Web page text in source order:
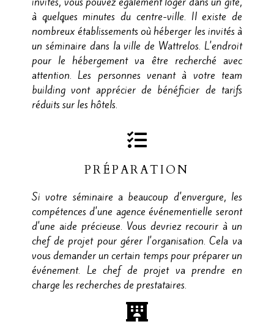
à quelques minutes du centre-ville. Il existe de
nombreux établissements où héberger les invités à
un séminaire dans la ville de Wattrelos. L'endroit
pour le hébergement va être recherché avec
attention. Les personnes venant à votre team
building vont apprécier de bénéficier de tarifs
réduits sur les hôtels.
PRÉPARATION
Si votre séminaire a beaucoup d'envergure, les
compétences d'une agence événementielle seront
d'une aide précieuse. Vous devriez recourir à un
chef de projet pour gérer l'organisation. Cela va
vous demander un certain temps pour préparer un
événement. Le chef de projet va prendre en
charge les recherches de prestataires.